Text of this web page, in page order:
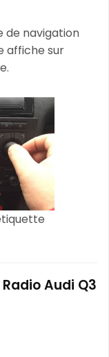
de navigation
affiche sur
Audi Q3